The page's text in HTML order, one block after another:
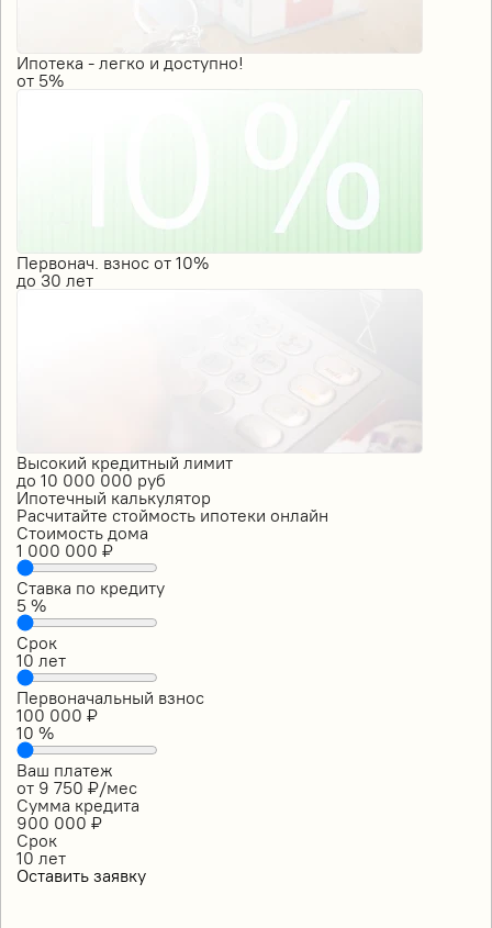
Ипотека - легко и доступно!
от 5%
Первонач. взнос от 10%
до30 лет
Высокий кредитный лимит
до 10 000 000 руб
Ипотечный калькулятор
Расчитайте стоймость ипотеки онлайн
Стоимость дома
1 000 000 ₽
Ставка по кредиту
5 %
Срок
10 лет
Первоначальный взнос
100 000 ₽
10 %
Ваш платеж
от 9 750 ₽/мес
Сумма кредита
900 000 ₽
Срок
10 лет
Оставить заявку